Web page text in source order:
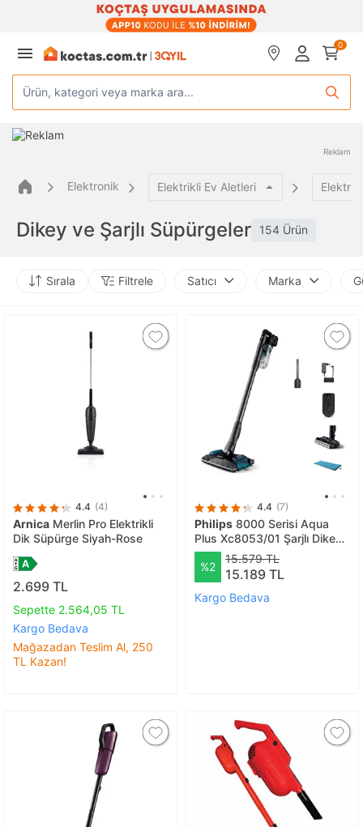
0
Ürün, kategori veya marka ara...
Reklam
Elektronik Elektrikli Ev Aletleri
Dikey ve Şarjlı Süpürgeler 154 Ürün
Sırala Filtrele Satıcı Marka
4.4 (4)
Arnica Merlin Pro Elektrikli
Dik Süpürge Siyah-Rose
2.699 TL
Sepette 2.564,05 TL
Kargo Bedava
Mağazadan Teslim Al, 250
TL Kazan!
4.4 (7)
Philips 8000 Serisi Aqua
Plus Xc8053/01 Şarjlı Dikey
Süpürge
%2
15.579 TL
15.189 TL
Kargo Bedava